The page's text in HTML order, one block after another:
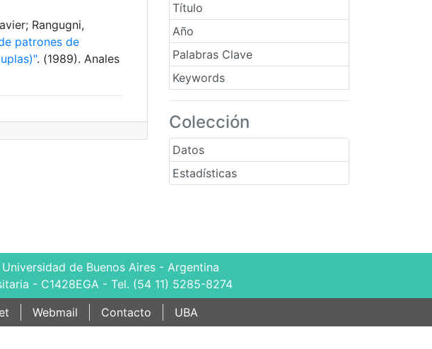
Título
Año
Palabras Clave
Keywords
Colección
Datos
Estadísticas
Rangugni,
patrones de
. (1989). Anales
de Buenos Aires - Argentina
- C1428EGA - Tel. (54 11) 5285-8274
Webmail Contacto UBA